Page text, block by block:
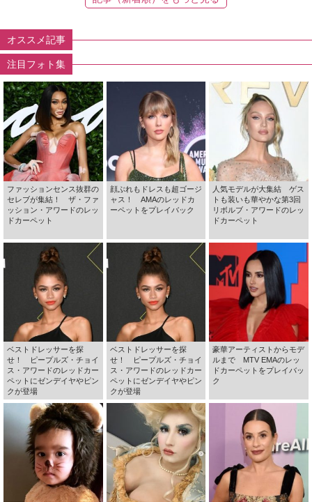
オススメ記事
注目フォト集
ファッションセンス抜群の
セレブが集結！ ザ・ファ
ッション・アワードのレッ
ドカーペット
顔ぶれもドレスも超ゴージ
ャス！ AMAのレッドカ
ーペットをプレイバック
人気モデルが大集結 ゲス
トも装いも華やかな第3回
リボルブ・アワードのレッ
ドカーペット
ベストドレッサーを探
せ！ ピープルズ・チョイ
ス・アワードのレッドカー
ペットにゼンデイヤやピン
クが登場
ベストドレッサーを探
せ！ ピープルズ・チョイ
ス・アワードのレッドカー
ペットにゼンデイヤやピン
クが登場
豪華アーティストからモデ
ルまで MTV EMAのレッ
ドカーペットをプレイバッ
ク